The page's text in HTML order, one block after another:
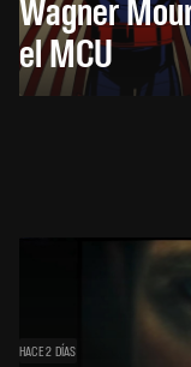
el MCU
HACE 2 DÍAS